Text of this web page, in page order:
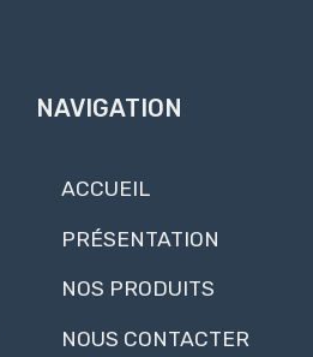
NAVIGATION
ACCUEIL
PRÉSENTATION
NOS PRODUITS
NOUS CONTACTER